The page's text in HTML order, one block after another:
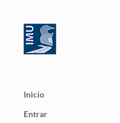
Inicio
Entrar